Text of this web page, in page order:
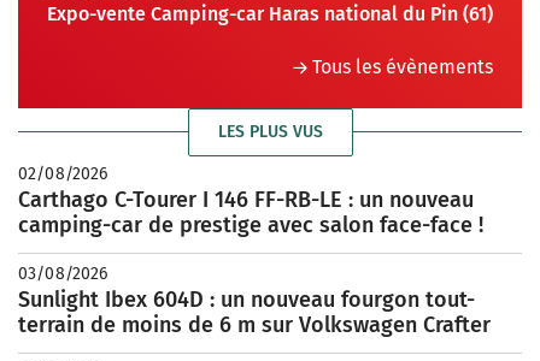
Expo-vente Camping-car Haras national du Pin (61)
Tous les évènements
LES PLUS VUS
02/08/2026
Carthago C-Tourer I 146 FF-RB-LE : un nouveau
camping-car de prestige avec salon face-face !
03/08/2026
Sunlight Ibex 604D : un nouveau fourgon tout-
terrain de moins de 6 m sur Volkswagen Crafter